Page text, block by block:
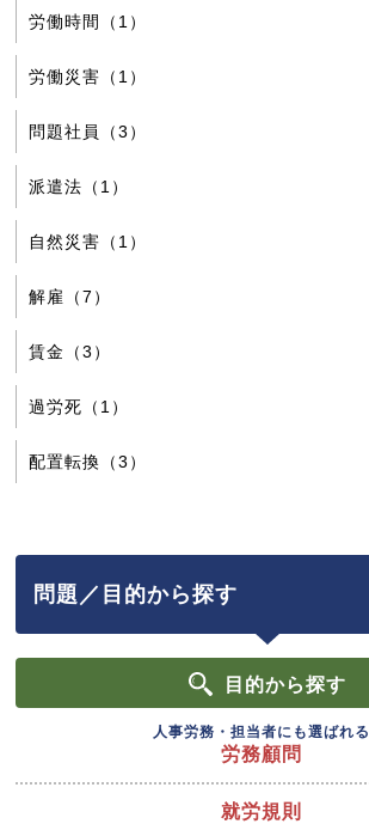
労働時間（1）
労働災害（1）
問題社員（3）
派遣法（1）
自然災害（1）
解雇（7）
賃金（3）
過労死（1）
配置転換（3）
問題／目的から探す
目的から探す
人事労務・担当者にも選ばれる
労務顧問
就労規則